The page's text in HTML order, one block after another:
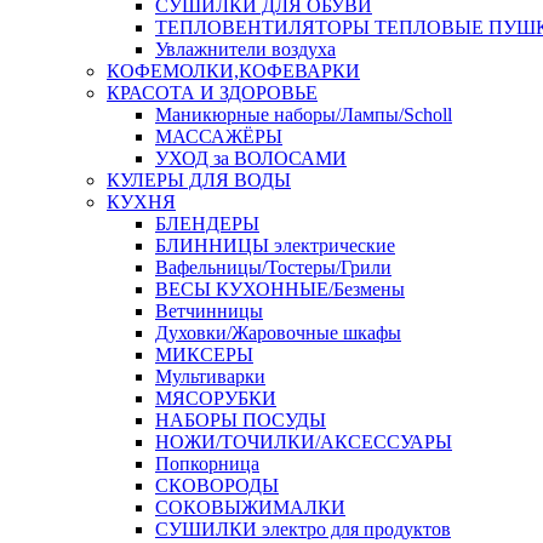
СУШИЛКИ ДЛЯ ОБУВИ
ТЕПЛОВЕНТИЛЯТОРЫ ТЕПЛОВЫЕ
Увлажнители воздуха
КОФЕМОЛКИ,КОФЕВАРКИ
КРАСОТА И ЗДОРОВЬЕ
Маникюрные наборы/Лампы/Scholl
МАССАЖЁРЫ
УХОД за ВОЛОСАМИ
КУЛЕРЫ ДЛЯ ВОДЫ
КУХНЯ
БЛЕНДЕРЫ
БЛИННИЦЫ электрические
Вафельницы/Тостеры/Грили
ВЕСЫ КУХОННЫЕ/Безмены
Ветчинницы
Духовки/Жаровочные шкафы
МИКСЕРЫ
Мультиварки
МЯСОРУБКИ
НАБОРЫ ПОСУДЫ
НОЖИ/ТОЧИЛКИ/АКСЕССУАРЫ
Попкорница
СКОВОРОДЫ
СОКОВЫЖИМАЛКИ
СУШИЛКИ электро для продуктов